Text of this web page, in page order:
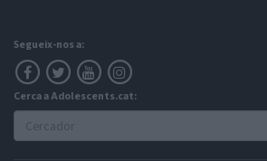
Segueix-nos a:
Cerca a Adolescents.cat: